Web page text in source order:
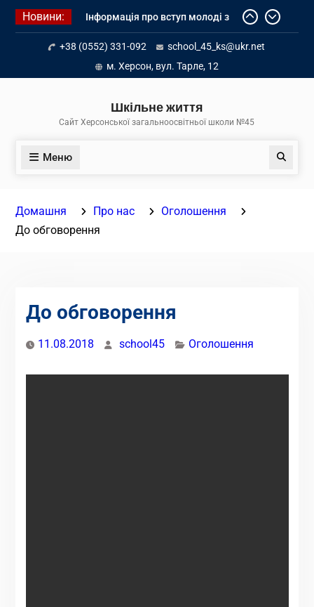
Перейти
Новини:
Інформація про вступ молоді з
тимчасово окупованих територій
до українських закладів освіти
Літнє оздоровлення у Німеччині
Діалог з бізнесом
+38 (0552) 331-092
school_45_ks@ukr.net
м. Херсон, вул. Тарле, 12
Шкільне життя
Сайт Херсонської загальноосвітньої школи №45
Меню Пошук
Домашня Про нас
Оголошення
До обговорення
До обговорення
11.08.2018 school45 Оголошення